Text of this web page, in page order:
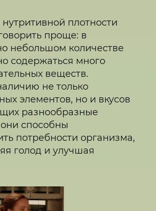
плотности
проще: в
небольшом количестве
содержаться много
веществ.
не только
элементов, но и вкусов
разнообразные
способны
потребности организма,
голод и улучшая